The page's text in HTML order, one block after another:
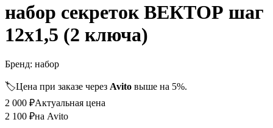
набор секреток ВЕКТОР шаг
12х1,5 (2 ключа)
Бренд: набор
🏷️Цена при заказе через Avito выше на 5%.
2 000 ₽Актуальная цена
2 100 ₽на Avito